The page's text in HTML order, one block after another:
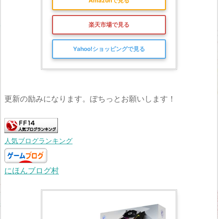
楽天市場で見る
Yahoo!ショッピングで見る
更新の励みになります。ぽちっとお願いします！
人気ブログランキング
にほんブログ村